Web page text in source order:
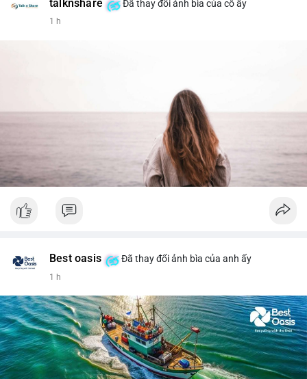
talknshare Đã thay đổi ảnh bìa của cô ấy
1 h
Best oasis Đã thay đổi ảnh bìa của anh ấy
1 h